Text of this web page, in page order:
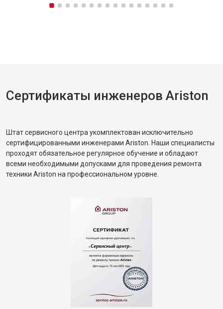
Сертификаты инженеров Ariston
Штат сервисного центра укомплектован исключительно
сертифицированными инженерами Ariston. Наши специалисты
проходят обязательное регулярное обучение и обладают
всеми необходимыми допусками для проведения ремонта
техники Ariston на профессиональном уровне.